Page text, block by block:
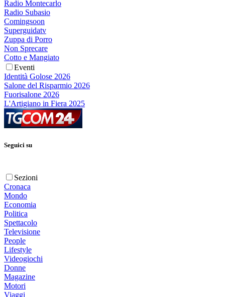
Radio Montecarlo
Radio Subasio
Comingsoon
Superguidatv
Zuppa di Porro
Non Sprecare
Cotto e Mangiato
Eventi
Identità Golose 2026
Salone del Risparmio 2026
Fuorisalone 2026
L'Artigiano in Fiera 2025
Seguici su
Sezioni
Cronaca
Mondo
Economia
Politica
Spettacolo
Televisione
People
Lifestyle
Videogiochi
Donne
Magazine
Motori
Viaggi